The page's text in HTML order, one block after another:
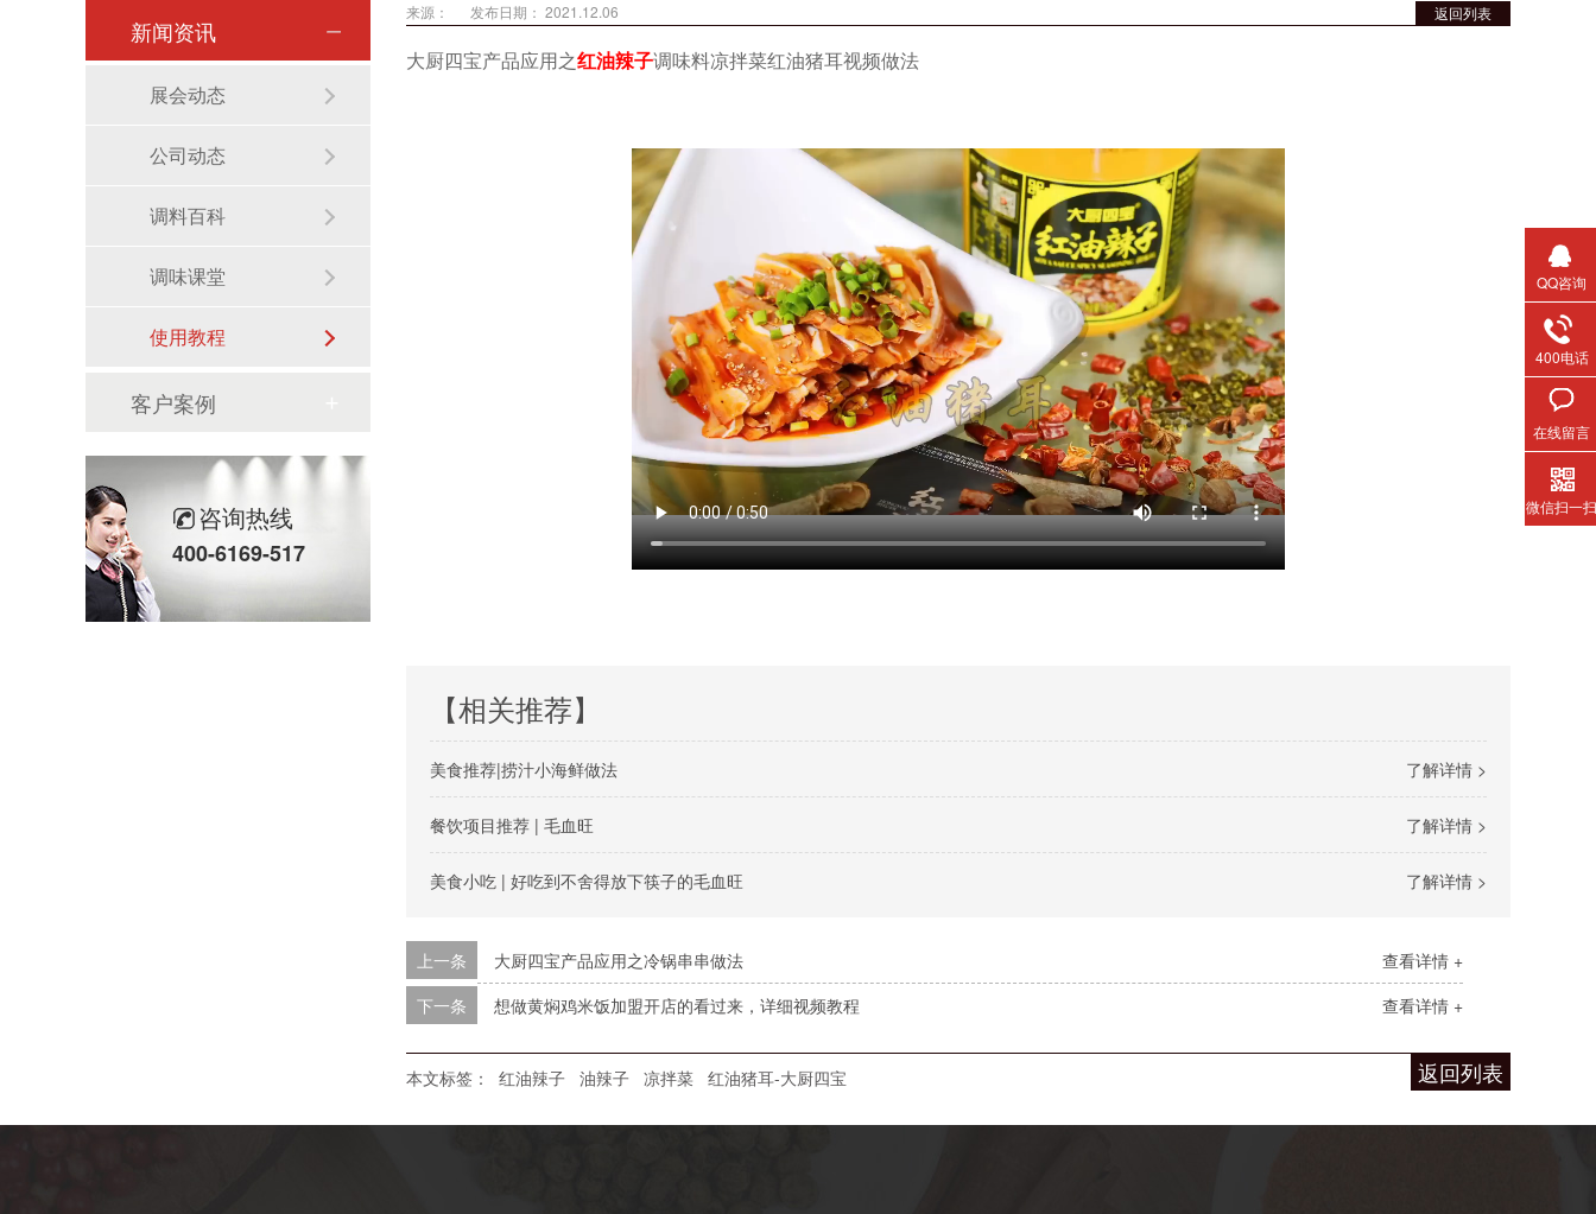
返回列表
来源： 发布日期： 2021.12.06
大厨四宝产品应用之红油辣子调味料凉拌菜红油猪耳视频做法
【相关推荐】
了解详情 >
美食推荐|捞汁小海鲜做法
了解详情 >
餐饮项目推荐 | 毛血旺
了解详情 >
美食小吃 | 好吃到不舍得放下筷子的毛血旺
查看详情 +
上一条
大厨四宝产品应用之冷锅串串做法
查看详情 +
下一条 想做黄焖鸡米饭加盟开店的看过来，详细视频教程
返回列表
本文标签： 红油辣子 油辣子 凉拌菜 红油猪耳-大厨四宝
新闻资讯
展会动态
公司动态
调料百科
调味课堂
使用教程
客户案例
咨询热线
400-6169-517
QQ咨询
400电话
在线留言
微信扫一扫